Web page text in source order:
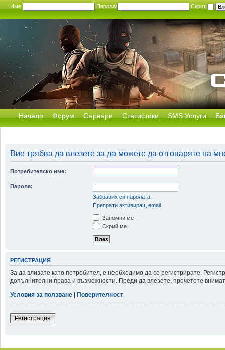
Име: Парола: Скрит
Начало Форум Сървъри Статистики SMS Услуги
Вие трябва да влезете за да можете да отговаряте на
Потребителско име:
Парола:
Забравих си паролата
Препрати активиращ email
Запомни ме
Скрий ме
РЕГИСТРАЦИЯ
За да влизате като потребител, е необходимо да се регистрирате.
допълнителни права и възможности. Преди да влезете, прочетете
Условия за ползване | Поверителност
Регистрация